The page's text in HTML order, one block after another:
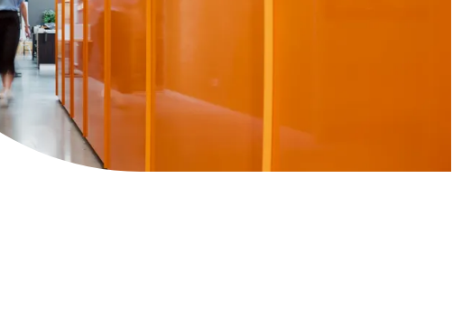
& technologie
webshops
Maatwerk applicaties